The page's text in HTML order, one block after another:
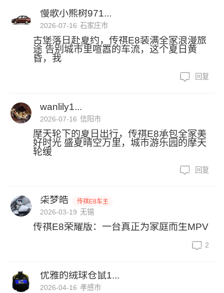
慢歌小熊树971...
2026-07-16 石家庄市
古堡落日赴夏约，传祺E8装满全家浪漫旅
途 告别城市里喧嚣的车流，这个夏日黄
昏，我
回复
wanlily1...
2026-07-16 信阳市
摩天轮下的夏日出行，传祺E8承包全家美
好时光 盛夏晴空万里，城市游乐园的摩天
轮缓
回复
柒梦皓 传祺E8车主
2026-03-19 无锡
传祺E8荣耀版：一台真正为家庭而生MPV
2
优雅的绒球仓鼠1...
2026-04-16 孝感市